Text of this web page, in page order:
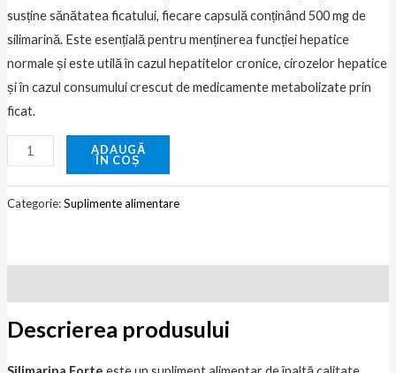
susține sănătatea ficatului, fiecare capsulă conținând 500 mg de
silimarină. Este esențială pentru menținerea funcției hepatice
normale și este utilă în cazul hepatitelor cronice, cirozelor hepatice
și în cazul consumului crescut de medicamente metabolizate prin
ficat.
ADAUGĂ
ÎN COȘ
Categorie:Suplimente alimentare
Descrierea produsului